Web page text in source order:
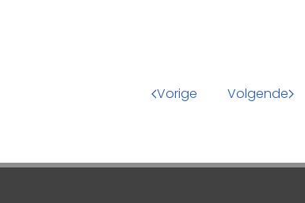
Vorige Volgende